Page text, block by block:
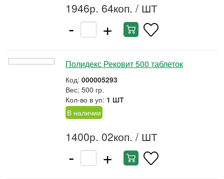
1946р. 64коп. / ШТ
- +
Полидекс Рековит 500 таблеток
Код: 000005293
Вес: 500 гр.
Кол-во в уп: 1 ШТ
В наличии
1400р. 02коп. / ШТ
- +